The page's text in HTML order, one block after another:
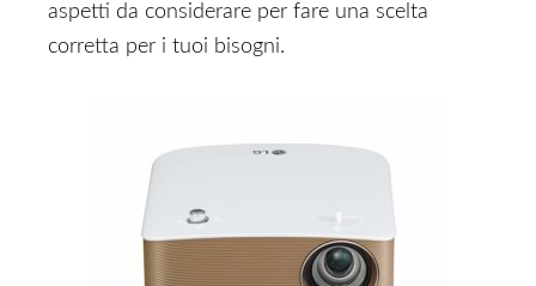
aspetti da considerare per fare una scelta
corretta per i tuoi bisogni.